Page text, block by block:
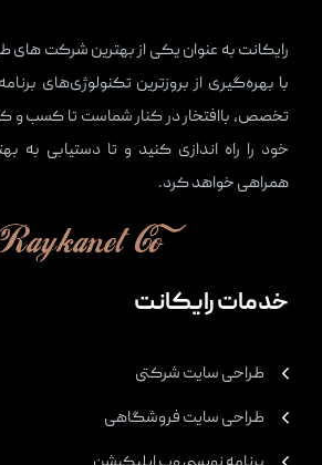
رایکانت به عنوان یکی از بهترین شرکت های
با بهره‌گیری از بروزترین تکنولوژی‌های
تخصص، باافتخار در کنار شماست تا کسب و
خود را راه اندازی کنید و تا دستیابی به
همراهی خواهد کرد.
خدمات رایکانت
طراحی سایت شرکتی
طراحی سایت فروشگاهی